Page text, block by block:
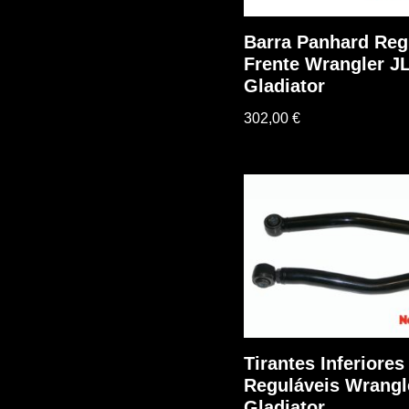
Barra Panhard
Frente Wrangler
Gladiator
302,00 €
Tirantes Inferiores
Reguláveis